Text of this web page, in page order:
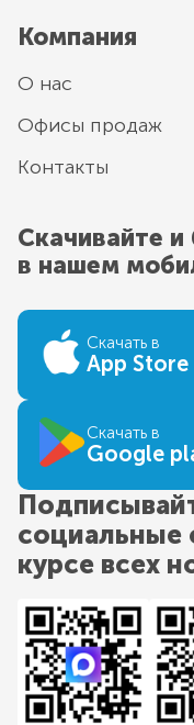
Компания
О нас
Офисы продаж
Контакты
Скачивайте
в нашем
Скачать в
App Store
Скачать в
Google
социальные
курсе всех